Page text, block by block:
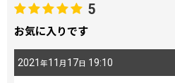
5
お気に入りです
2021 年11 月 17日 19:10